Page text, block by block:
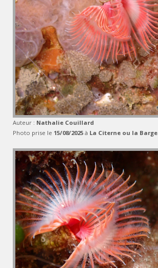
Auteur : Nathalie Couillard
Photo prise le 15/08/2025 à La Citerne ou la Barge